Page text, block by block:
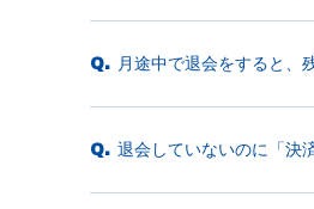
Q. 月途中で退会をすると、
Q. 退会していないのに「決